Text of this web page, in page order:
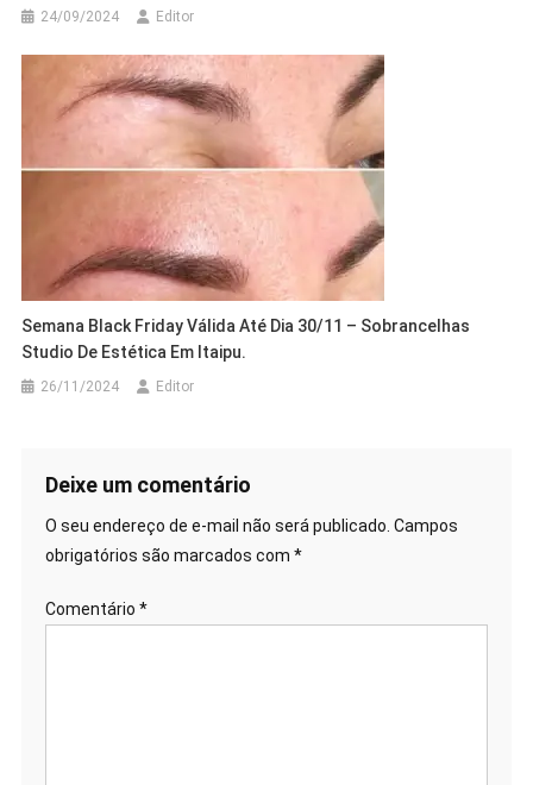
24/09/2024 Editor
Semana Black Friday Válida Até Dia 30/11 – Sobrancelhas
Studio De Estética Em Itaipu.
26/11/2024 Editor
Deixe um comentário
O seu endereço de e-mail não será publicado. Campos
obrigatórios são marcados com *
Comentário *